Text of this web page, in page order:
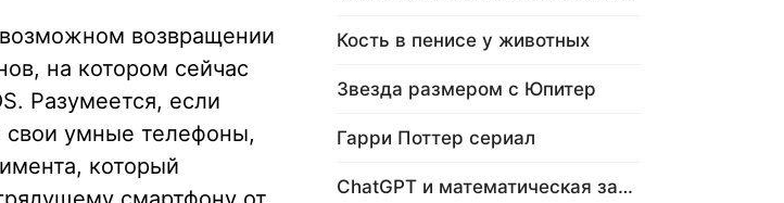
возвращении
на котором сейчас
Разумеется, если
свои умные телефоны,
который
Кость в пенисе у животных
Звезда размером с Юпитер
Гарри Поттер сериал
ChatGPT и математическая задача